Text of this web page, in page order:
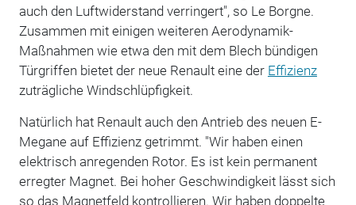
auch den Luftwiderstand verringert", so Le Borgne.
Zusammen mit einigen weiteren Aerodynamik-
Maßnahmen wie etwa den mit dem Blech bündigen
Türgriffen bietet der neue Renault eine der Effizienz
zuträgliche Windschlüpfigkeit.
Natürlich hat Renault auch den Antrieb des neuen E-
Megane auf Effizienz getrimmt. "Wir haben einen
elektrisch anregenden Rotor. Es ist kein permanent
erregter Magnet. Bei hoher Geschwindigkeit lässt sich
so das Magnetfeld kontrollieren. Wir haben doppelte